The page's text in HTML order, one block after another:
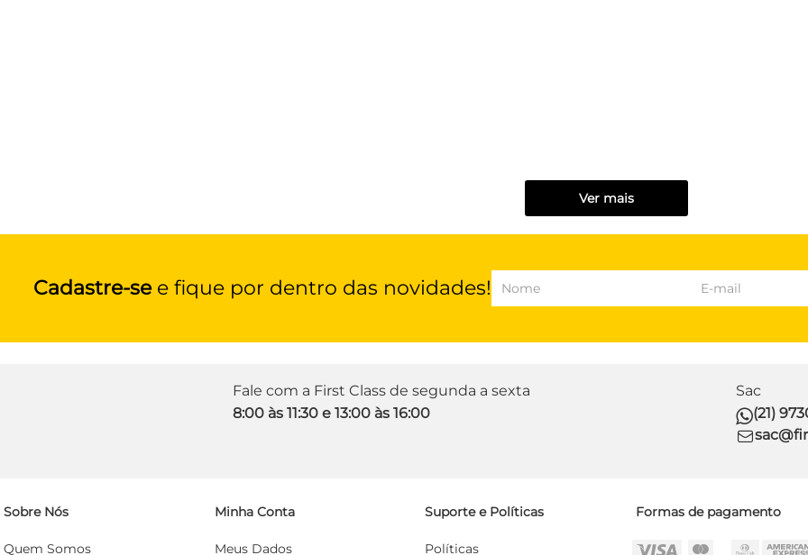
Ver mais
Cadastre-see fique por dentro das novidades!
Fale com a First Class de segunda a sexta
8:00 às 11:30 e 13:00 às 16:00
Sac
(21)
Sobre Nós
Quem Somos
Minha Conta
Meus Dados
Suporte e Políticas
Políticas
Formas de pagamento